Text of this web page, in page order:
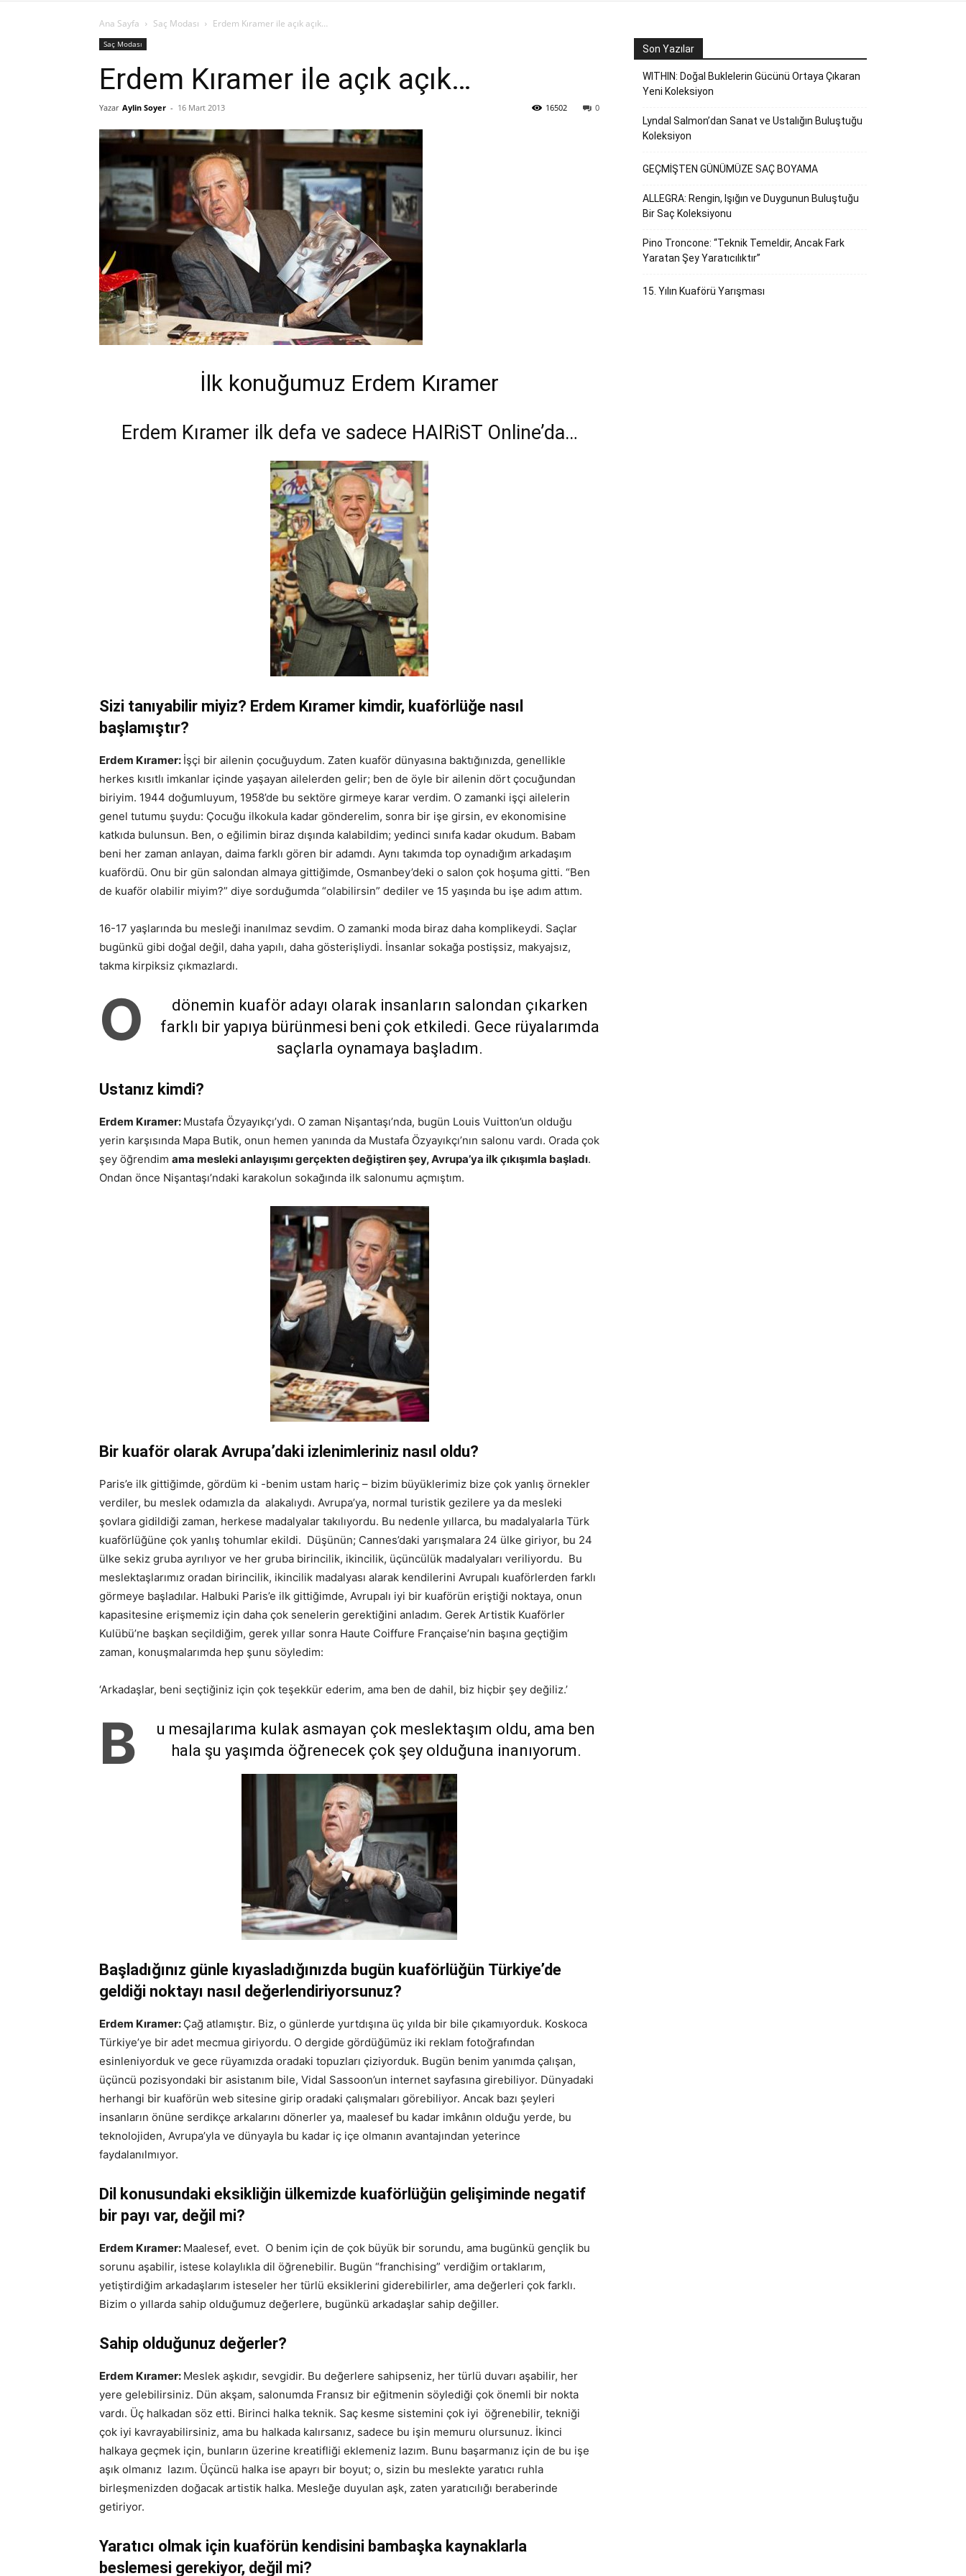
Ana Sayfa Saç Modası Erdem Kıramer ile açık açık…
Saç Modası
Erdem Kıramer ile açık açık…
Yazar Aylin Soyer - 16 Mart 2013 0
16502
İlk konuğumuz Erdem Kıramer
Erdem Kıramer ilk defa ve sadece HAIRiST Online’da…
Sizi tanıyabilir miyiz? Erdem Kıramer kimdir, kuaförlüğe nasıl
başlamıştır?
Erdem Kıramer: İşçi bir ailenin çocuğuydum. Zaten kuaför dünyasına baktığınızda, genellikle
herkes kısıtlı imkanlar içinde yaşayan ailelerden gelir; ben de öyle bir ailenin dört çocuğundan
biriyim. 1944 doğumluyum, 1958’de bu sektöre girmeye karar verdim. O zamanki işçi ailelerin
genel tutumu şuydu: Çocuğu ilkokula kadar gönderelim, sonra bir işe girsin, ev ekonomisine
katkıda bulunsun. Ben, o eğilimin biraz dışında kalabildim; yedinci sınıfa kadar okudum. Babam
beni her zaman anlayan, daima farklı gören bir adamdı. Aynı takımda top oynadığım arkadaşım
kuafördü. Onu bir gün salondan almaya gittiğimde, Osmanbey’deki o salon çok hoşuma gitti. “Ben
de kuaför olabilir miyim?” diye sorduğumda “olabilirsin” dediler ve 15 yaşında bu işe adım attım.
16-17 yaşlarında bu mesleği inanılmaz sevdim. O zamanki moda biraz daha komplikeydi. Saçlar
bugünkü gibi doğal değil, daha yapılı, daha gösterişliydi. İnsanlar sokağa postişsiz, makyajsız,
takma kirpiksiz çıkmazlardı.
O
dönemin kuaför adayı olarak insanların salondan çıkarken
farklı bir yapıya bürünmesi beni çok etkiledi. Gece rüyalarımda
saçlarla oynamaya başladım.
Ustanız kimdi?
Erdem Kıramer: Mustafa Özyayıkçı’ydı. O zaman Nişantaşı’nda, bugün Louis Vuitton’un olduğu
yerin karşısında Mapa Butik, onun hemen yanında da Mustafa Özyayıkçı’nın salonu vardı. Orada çok
şey öğrendim ama mesleki anlayışımı gerçekten değiştiren şey, Avrupa’ya ilk çıkışımla başladı.
Ondan önce Nişantaşı’ndaki karakolun sokağında ilk salonumu açmıştım.
Bir kuaför olarak Avrupa’daki izlenimleriniz nasıl oldu?
Paris’e ilk gittiğimde, gördüm ki -benim ustam hariç – bizim büyüklerimiz bize çok yanlış örnekler
verdiler, bu meslek odamızla da alakalıydı. Avrupa’ya, normal turistik gezilere ya da mesleki
şovlara gidildiği zaman, herkese madalyalar takılıyordu. Bu nedenle yıllarca, bu madalyalarla Türk
kuaförlüğüne çok yanlış tohumlar ekildi. Düşünün; Cannes’daki yarışmalara 24 ülke giriyor, bu 24
ülke sekiz gruba ayrılıyor ve her gruba birincilik, ikincilik, üçüncülük madalyaları veriliyordu. Bu
meslektaşlarımız oradan birincilik, ikincilik madalyası alarak kendilerini Avrupalı kuaförlerden farklı
görmeye başladılar. Halbuki Paris’e ilk gittiğimde, Avrupalı iyi bir kuaförün eriştiği noktaya, onun
kapasitesine erişmemiz için daha çok senelerin gerektiğini anladım. Gerek Artistik Kuaförler
Kulübü’ne başkan seçildiğim, gerek yıllar sonra Haute Coiffure Française’nin başına geçtiğim
zaman, konuşmalarımda hep şunu söyledim:
‘Arkadaşlar, beni seçtiğiniz için çok teşekkür ederim, ama ben de dahil, biz hiçbir şey değiliz.’
B
u mesajlarıma kulak asmayan çok meslektaşım oldu, ama ben
hala şu yaşımda öğrenecek çok şey olduğuna inanıyorum.
Başladığınız günle kıyasladığınızda bugün kuaförlüğün Türkiye’de
geldiği noktayı nasıl değerlendiriyorsunuz?
Erdem Kıramer: Çağ atlamıştır. Biz, o günlerde yurtdışına üç yılda bir bile çıkamıyorduk. Koskoca
Türkiye’ye bir adet mecmua giriyordu. O dergide gördüğümüz iki reklam fotoğrafından
esinleniyorduk ve gece rüyamızda oradaki topuzları çiziyorduk. Bugün benim yanımda çalışan,
üçüncü pozisyondaki bir asistanım bile, Vidal Sassoon’un internet sayfasına girebiliyor. Dünyadaki
herhangi bir kuaförün web sitesine girip oradaki çalışmaları görebiliyor. Ancak bazı şeyleri
insanların önüne serdikçe arkalarını dönerler ya, maalesef bu kadar imkânın olduğu yerde, bu
teknolojiden, Avrupa’yla ve dünyayla bu kadar iç içe olmanın avantajından yeterince
faydalanılmıyor.
Dil konusundaki eksikliğin ülkemizde kuaförlüğün gelişiminde negatif
bir payı var, değil mi?
Erdem Kıramer: Maalesef, evet. O benim için de çok büyük bir sorundu, ama bugünkü gençlik bu
sorunu aşabilir, istese kolaylıkla dil öğrenebilir. Bugün “franchising” verdiğim ortaklarım,
yetiştirdiğim arkadaşlarım isteseler her türlü eksiklerini giderebilirler, ama değerleri çok farklı.
Bizim o yıllarda sahip olduğumuz değerlere, bugünkü arkadaşlar sahip değiller.
Sahip olduğunuz değerler?
Erdem Kıramer: Meslek aşkıdır, sevgidir. Bu değerlere sahipseniz, her türlü duvarı aşabilir, her
yere gelebilirsiniz. Dün akşam, salonumda Fransız bir eğitmenin söylediği çok önemli bir nokta
vardı. Üç halkadan söz etti. Birinci halka teknik. Saç kesme sistemini çok iyi öğrenebilir, tekniği
çok iyi kavrayabilirsiniz, ama bu halkada kalırsanız, sadece bu işin memuru olursunuz. İkinci
halkaya geçmek için, bunların üzerine kreatifliği eklemeniz lazım. Bunu başarmanız için de bu işe
aşık olmanız lazım. Üçüncü halka ise apayrı bir boyut; o, sizin bu meslekte yaratıcı ruhla
birleşmenizden doğacak artistik halka. Mesleğe duyulan aşk, zaten yaratıcılığı beraberinde
getiriyor.
Yaratıcı olmak için kuaförün kendisini bambaşka kaynaklarla
beslemesi gerekiyor, değil mi?
Son Yazılar
WITHIN: Doğal Buklelerin Gücünü Ortaya Çıkaran
Yeni Koleksiyon
Lyndal Salmon’dan Sanat ve Ustalığın Buluştuğu
Koleksiyon
GEÇMİŞTEN GÜNÜMÜZE SAÇ BOYAMA
ALLEGRA: Rengin, Işığın ve Duygunun Buluştuğu
Bir Saç Koleksiyonu
Pino Troncone: “Teknik Temeldir, Ancak Fark
Yaratan Şey Yaratıcılıktır”
15. Yılın Kuaförü Yarışması